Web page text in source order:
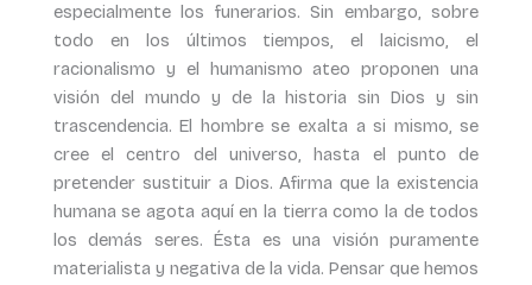
especialmente los funerarios. Sin embargo, sobre
todo en los últimos tiempos, el laicismo, el
racionalismo y el humanismo ateo proponen una
visión del mundo y de la historia sin Dios y sin
trascendencia. El hombre se exalta a si mismo, se
cree el centro del universo, hasta el punto de
pretender sustituir a Dios. Afirma que la existencia
humana se agota aquí en la tierra como la de todos
los demás seres. Ésta es una visión puramente
materialista y negativa de la vida. Pensar que hemos